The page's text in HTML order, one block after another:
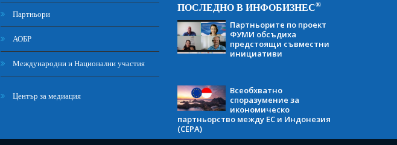
Партньори
АОБР
Международни и Национални участия
Център за медиация
ПОСЛЕДНО В ИНФОБИЗНЕС®
Партньорите по проект
ФУМИ обсъдиха
предстоящи съвместни
инициативи
Всеобхватно
споразумение за
икономическо
партньорство между ЕС и Индонезия
(CEPA)